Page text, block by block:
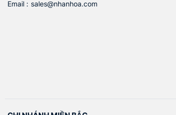
Email : sales@nhanhoa.com